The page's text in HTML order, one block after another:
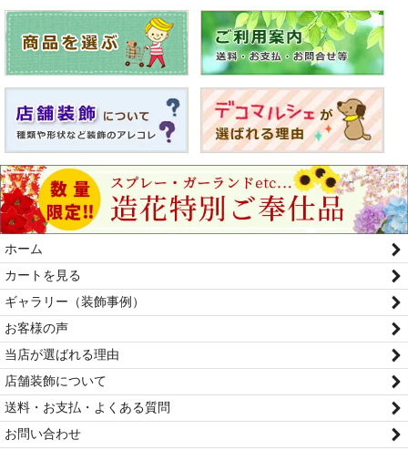
ホーム
カートを見る
ギャラリー（装飾事例）
お客様の声
当店が選ばれる理由
店舗装飾について
送料・お支払・よくある質問
お問い合わせ